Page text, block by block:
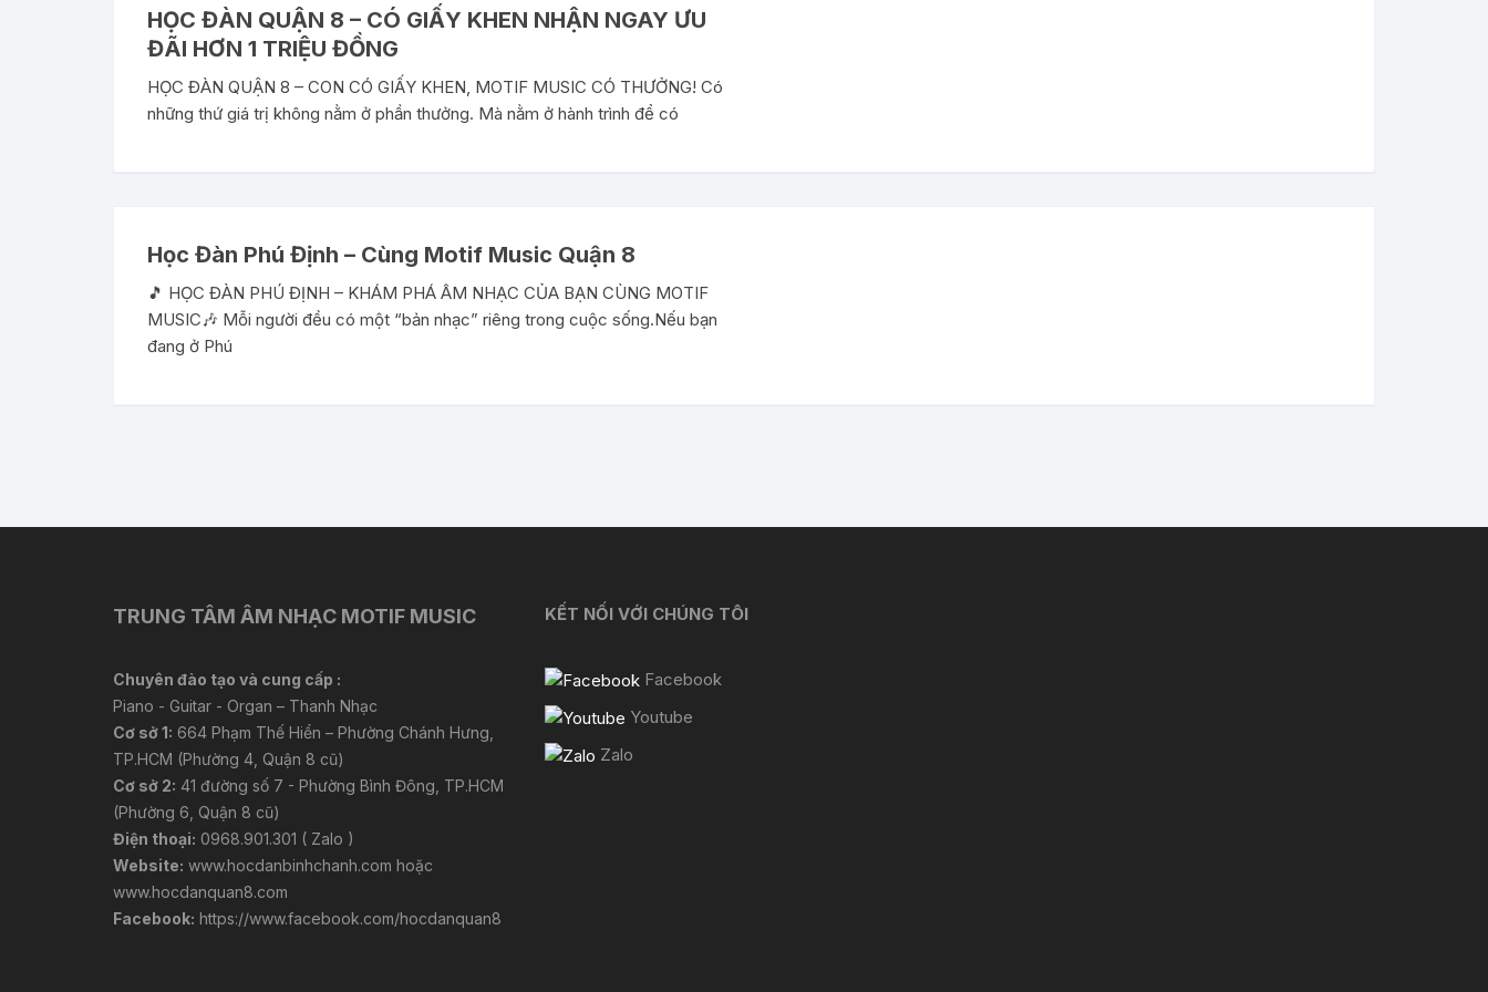
HỌC ĐÀN QUẬN 8 – CÓ GIẤY KHEN NHẬN NGAY ƯU
ĐÃI HƠN 1 TRIỆU ĐỒNG
HỌC ĐÀN QUẬN 8 – CON CÓ GIẤY KHEN, MOTIF MUSIC CÓ THƯỞNG! Có
những thứ giá trị không nằm ở phần thưởng. Mà nằm ở hành trình để có
Học Đàn Phú Định – Cùng Motif Music Quận 8
🎵 HỌC ĐÀN PHÚ ĐỊNH – KHÁM PHÁ ÂM NHẠC CỦA BẠN CÙNG MOTIF
MUSIC🎶 Mỗi người đều có một “bản nhạc” riêng trong cuộc sống.Nếu bạn
đang ở Phú
TRUNG TÂM ÂM NHẠC MOTIF MUSIC
Chuyên đào tạo và cung cấp :
Piano - Guitar - Organ – Thanh Nhạc
Cơ sở 1: 664 Phạm Thế Hiển – Phường Chánh Hưng,
TP.HCM (Phường 4, Quận 8 cũ)
Cơ sở 2: 41 đường số 7 - Phường Bình Đông, TP.HCM
(Phường 6, Quận 8 cũ)
Điện thoại: 0968.901.301 ( Zalo )
Website: www.hocdanbinhchanh.com hoặc
www.hocdanquan8.com
Facebook: https://www.facebook.com/hocdanquan8
KẾT NỐI VỚI CHÚNG TÔI
Facebook
Youtube
Zalo